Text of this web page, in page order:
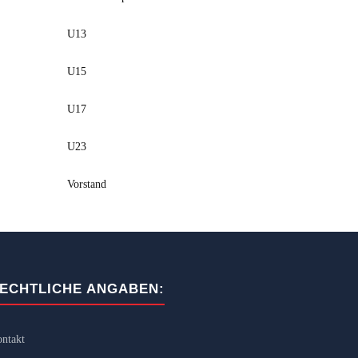
U13
U15
U17
U23
Vorstand
ANGABEN: